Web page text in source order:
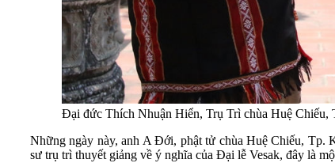
Đại đức Thích Nhuận Hiển, Trụ Trì chùa Huệ
Những ngày này, anh A Đới, phật tử chùa Huệ Chiếu, Tp.
sư trụ trì thuyết giảng về ý nghĩa của Đại lễ Vesak, đây là